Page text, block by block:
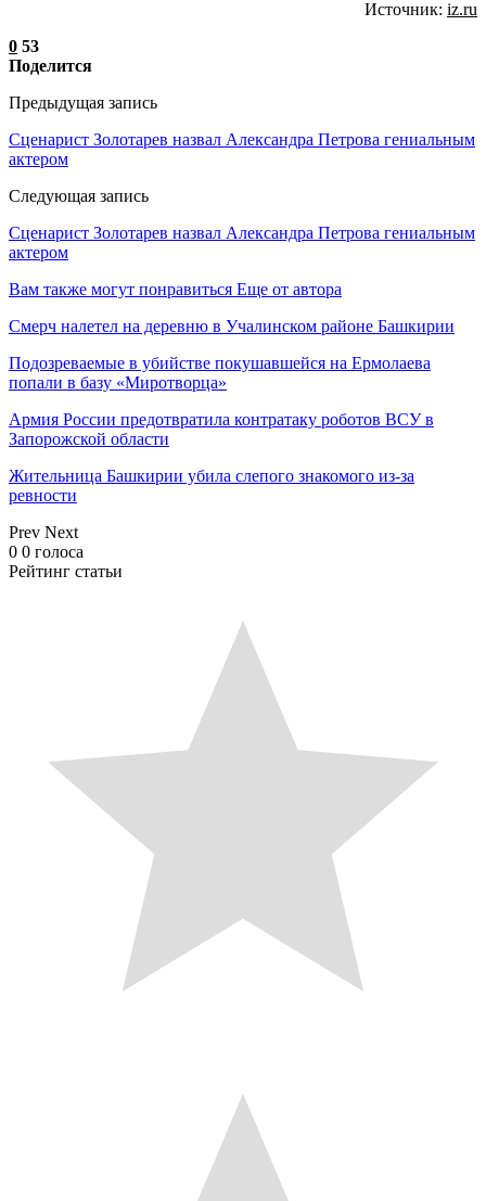
Источник: iz.ru
0 53
Поделится
Предыдущая запись
Сценарист Золотарев назвал Александра Петрова гениальным
актером
Следующая запись
Сценарист Золотарев назвал Александра Петрова гениальным
актером
Вам также могут понравиться Еще от автора
Смерч налетел на деревню в Учалинском районе Башкирии
Подозреваемые в убийстве покушавшейся на Ермолаева
попали в базу «Миротворца»
Армия России предотвратила контратаку роботов ВСУ в
Запорожской области
Жительница Башкирии убила слепого знакомого из-за
ревности
Prev Next
0 0 голоса
Рейтинг статьи